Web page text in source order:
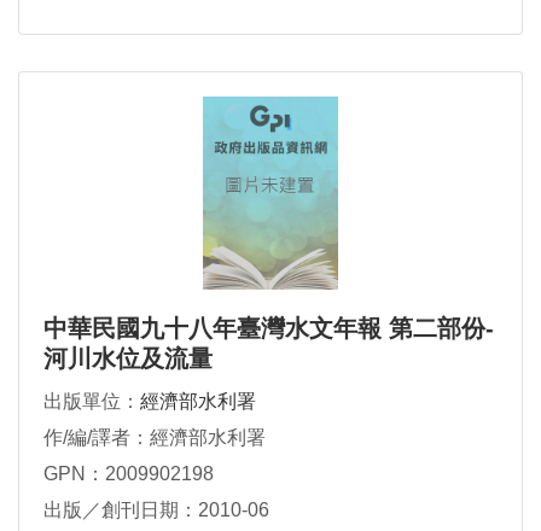
中華民國九十八年臺灣水文年報 第二部份-
河川水位及流量
出版單位： 經濟部水利署
作/編/譯者：經濟部水利署
GPN：2009902198
出版／創刊日期：2010-06